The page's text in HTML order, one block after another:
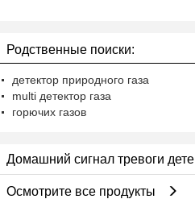
Родственные поиски:
детектор природного газа
multi детектор газа
горючих газов
Домашний сигнал тревоги
Осмотрите все продукты